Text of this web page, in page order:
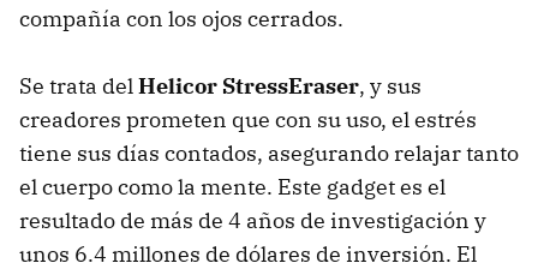
compañía con los ojos cerrados.
Se trata delHelicor StressEraser, y sus
creadores prometen que con su uso, el estrés
tiene sus días contados, asegurando relajar tanto
el cuerpo como la mente. Este gadget es el
resultado de más de 4 años de investigación y
unos 6.4 millones de dólares de inversión. El